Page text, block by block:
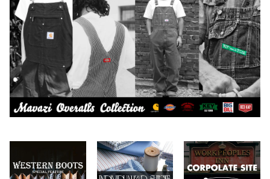
CAMBER
Carhartt
Collonil
CONVERSE
エプロン
バイク用品
ケア用品
本、写真集
2026.7.6
2026.6.29
2026.7.30
2026.7.23
2026.6.27